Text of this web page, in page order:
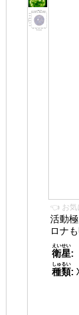
👈 お気
活動
ロナ
衛星
えいせい
:
種類
しゅるい
: